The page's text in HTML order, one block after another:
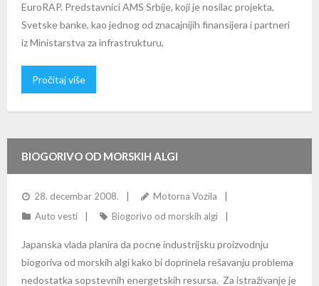
EuroRAP. Predstavnici AMS Srbije, koji je nosilac projekta,
Svetske banke, kao jednog od znacajnijih finansijera i partneri
iz Ministarstva za infrastrukturu,
Pročitaj više
BIOGORIVO OD MORSKIH ALGI
28. decembar 2008.
Motorna Vozila
Auto vesti
Biogorivo od morskih algi
Japanska vlada planira da pocne industrijsku proizvodnju
biogoriva od morskih algi kako bi doprinela rešavanju problema
nedostatka sopstevnih energetskih resursa. Za istraživanje je